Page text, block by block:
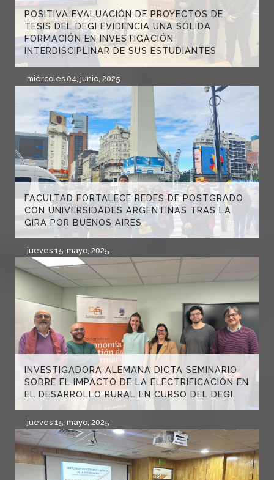
POSITIVA EVALUACIÓN DE PROYECTOS DE
TESIS DEL DEGI EVIDENCIA UNA SÓLIDA
FORMACIÓN EN INVESTIGACIÓN
INTERDISCIPLINAR DE SUS ESTUDIANTES
miércoles 04, junio, 2025
FACULTAD FORTALECE REDES DE POSTGRADO
CON UNIVERSIDADES ARGENTINAS TRAS LA
GIRA POR BUENOS AIRES
jueves 15, mayo, 2025
INVESTIGADORA ALEMANA DICTA SEMINARIO
SOBRE EL IMPACTO DE LA ELECTRIFICACIÓN EN
EL DESARROLLO RURAL EN CURSO DEL DEGI.
jueves 15, mayo, 2025